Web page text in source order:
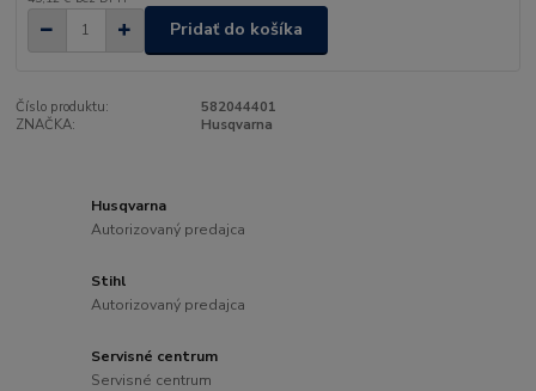
Pridať do košíka
Číslo produktu:
582044401
ZNAČKA:
Husqvarna
Husqvarna
Autorizovaný predajca
Stihl
Autorizovaný predajca
Servisné centrum
Servisné centrum